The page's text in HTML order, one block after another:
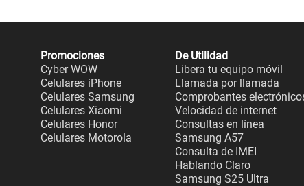
Promociones
Cyber WOW
Celulares iPhone
Celulares Samsung
Celulares Xiaomi
Celulares Honor
Celulares Motorola
De Utilidad
Libera tu equipo móvil
Llamada por llamada
Comprobantes
Velocidad de internet
Consultas en línea
Samsung A57
Consulta de IMEI
Hablando Claro
Samsung S25 Ultra